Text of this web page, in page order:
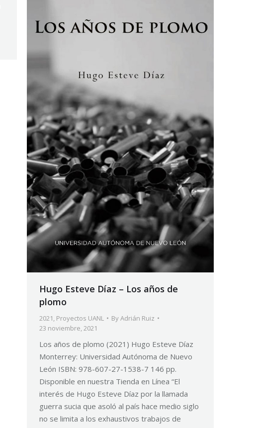
Hugo Esteve Díaz – Los años de
plomo
2021, Proyectos UANL ByAdrián Ruiz
23 noviembre, 2021
Los años de plomo (2021) Hugo Esteve Díaz
Monterrey: Universidad Autónoma de Nuevo
León ISBN: 978-607-27-1538-7 146 pp.
Disponible en nuestra Tienda en Línea “El
interés de Hugo Esteve Díaz por la llamada
guerra sucia que asoló al país hace medio siglo
no se limita a los exhaustivos trabajos de